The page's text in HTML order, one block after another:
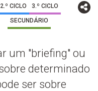
2.º CICLO 3.º CICLO
SECUNDÁRIO
um "briefing" ou
determinado
ser sobre